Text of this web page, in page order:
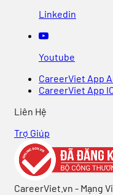
Linkedin
Youtube
CareerViet App
CareerViet App
Liên Hệ
Trợ Giúp
CareerViet.vn - Mạng